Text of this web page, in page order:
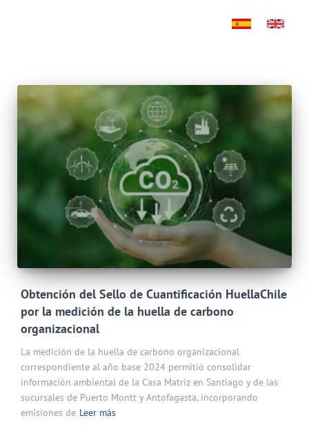
Obtención del Sello de Cuantificación HuellaChile
por la medición de la huella de carbono
organizacional
La medición de la huella de carbono organizacional
correspondiente al año base 2024 permitió consolidar
información ambiental de la Casa Matriz en Santiago y de las
sucursales de Puerto Montt y Antofagasta, incorporando
emisiones de Leer más